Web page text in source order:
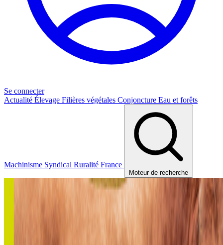
Se connecter
Actualité Élevage Filières végétales Conjoncture Eau et forêts
Machinisme Syndical Ruralité France
Moteur de recherche